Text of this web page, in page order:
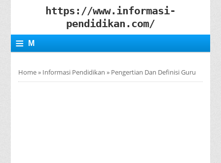
https://www.informasi-
pendidikan.com/
≡ M
Home» Informasi Pendidikan » Pengertian Dan Definisi Guru